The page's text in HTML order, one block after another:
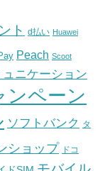
ト d払い Huawei
Peach Scoot
ュニケーション
ンペーン
ソフトバンク タ
ショップ ドコ